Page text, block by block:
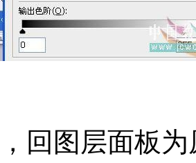
回图层面板